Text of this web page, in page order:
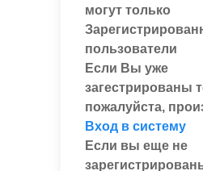
могут только
пользователи
Если Вы уже
загестрированы
пожалуйста,
Вход в систему
Если вы еще не